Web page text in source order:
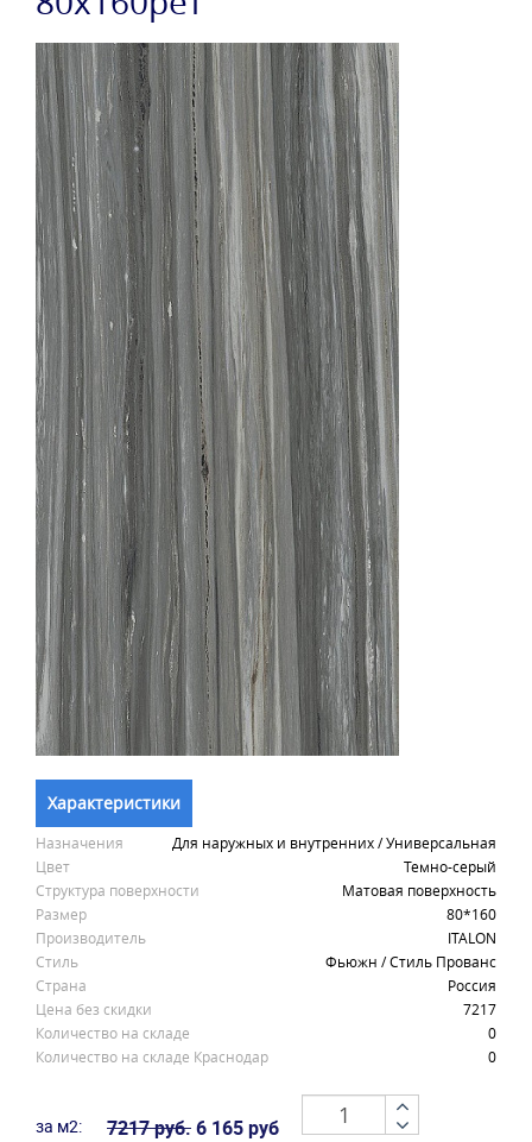
Характеристики
Назначения
Для наружных и внутренних / Универсальная
Цвет
Темно-серый
Структура поверхности
Матовая поверхность
Размер
80*160
Производитель
ITALON
Стиль
Фьюжн / Стиль Прованс
Страна
Россия
Цена без скидки
7217
Количество на складе
0
Количество на складе Краснодар
0
за м2: 7217 руб.6 165 руб